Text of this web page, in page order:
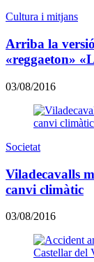
Cultura i mitjans
Arriba la
«reggaeton»
03/08/2016
Societat
Viladecavalls
canvi climàtic
03/08/2016